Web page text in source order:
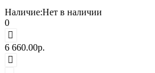
Наличие:Нет в наличии
0
6 660.00р.